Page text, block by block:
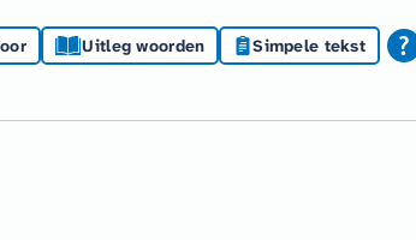
Uitleg woorden Simpele tekst